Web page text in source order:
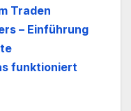
Traden
– Einführung
funktioniert